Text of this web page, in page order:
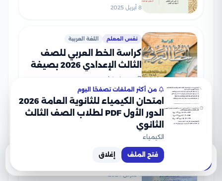
2025 بصيغة PDF
8 أبريل 2025
نفس المعلم اللغة العربية
كراسة الخط العربي للصف
الثالث الإعدادي 2026 بصيغة
PDF
29 مايو 2026
العلوم للصف الثالث الاعدادى
2024 بصيغة PDF
148 صفحة
4 مارس 2024
تحميل
من أكثر الملفات تصفحًا اليوم
امتحان الكيمياء للثانوية العامة 2026
الدور الأول PDF لطلاب الصف الثالث
الثانوي
الكيمياء
فتح الملف إغلاق